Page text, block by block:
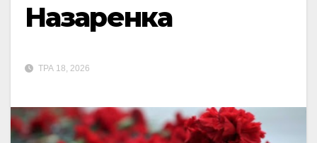
Назаренка
ТРА 18, 2026